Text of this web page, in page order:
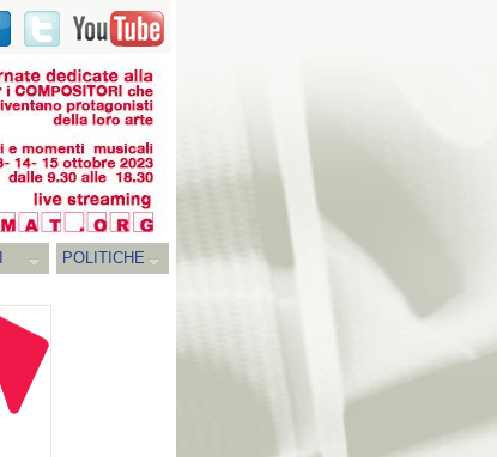
POLITICHE